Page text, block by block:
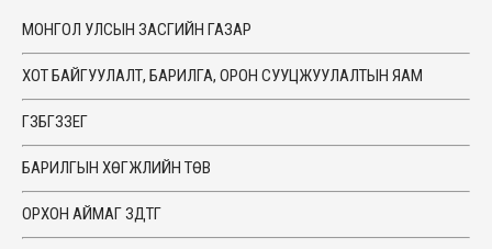
МОНГОЛ УЛСЫН ЗАСГИЙН ГАЗАР
ХОТ БАЙГУУЛАЛТ, БАРИЛГА, ОРОН СУУЦЖУУЛАЛТЫН ЯАМ
ГЗБГЗЗЕГ
БАРИЛГЫН ХӨГЖЛИЙН ТӨВ
ОРХОН АЙМАГ ЗДТГ